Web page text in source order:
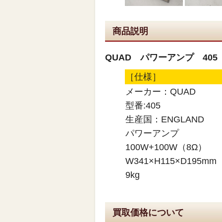
商品説明
QUAD パワーアンプ 405
［仕様］
メーカー：QUAD
型番:405
生産国：ENGLAND
パワーアンプ
100W+100W（8Ω）
9kg
買取価格について